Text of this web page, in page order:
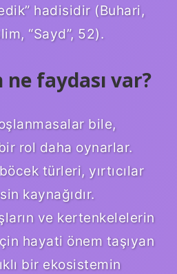
hadisidir (Buhari,
“Sayd”, 52).
faydası var?
bile,
rol daha oynarlar.
türleri, yırtıcılar
kaynağıdır.
ve kertenkelelerin
hayati önem taşıyan
bir ekosistemin